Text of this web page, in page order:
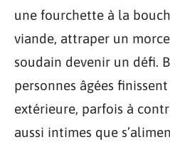
une fourchette à la
viande, attraper un
soudain devenir un défi.
personnes âgées
extérieure, parfois à
aussi intimes que